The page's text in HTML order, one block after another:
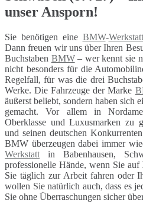
unser Ansporn!
Sie benötigen eine BMW-Werkstatt
Dann freuen wir uns über Ihren
Buchstaben BMW– wer kennt sie
nicht besonders für die
Regelfall, für was die drei
Werke. Die Fahrzeuge der Marke
äußerst beliebt, sondern haben sich
gemacht. Vor allem in
Oberklasse und Luxusmarken zu
und seinen deutschen
BMW überzeugen dabei immer
Werkstatt in Babenhausen,
professionelle Hände, wenn Sie
Sie täglich zur Arbeit fahren oder
wollen Sie natürlich auch, dass es
Sie ohne Überraschungen sicher